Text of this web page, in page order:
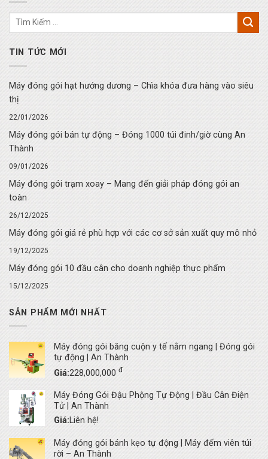
TIN TỨC MỚI
Máy đóng gói hạt hướng dương – Chìa khóa đưa hàng vào siêu
thị
22/01/2026
Máy đóng gói bán tự động – Đóng 1000 túi đinh/giờ cùng An
Thành
09/01/2026
Máy đóng gói trạm xoay – Mang đến giải pháp đóng gói an
toàn
26/12/2025
Máy đóng gói giá rẻ phù hợp với các cơ sở sản xuất quy mô nhỏ
19/12/2025
Máy đóng gói 10 đầu cân cho doanh nghiệp thực phẩm
15/12/2025
SẢN PHẨM MỚI NHẤT
Máy đóng gói băng cuộn y tế nằm ngang | Đóng gói
tự động | An Thành
Giá:228,000,000 đ
Máy Đóng Gói Đậu Phộng Tự Động | Đầu Cân Điện
Tử | An Thành
Giá:Liên hệ!
Máy đóng gói bánh kẹo tự động | Máy đếm viên túi
rời – An Thành